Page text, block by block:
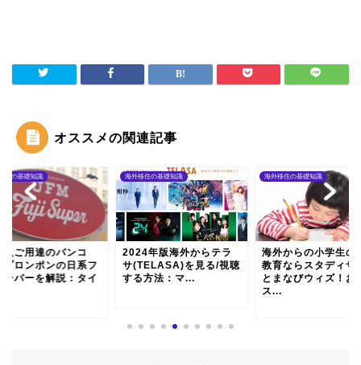
オススメの関連記事
行の基礎知識
人ご用達のバンコ
プロンポンの日系フ
ーパーを解説：タイ
海外移住の基礎知識
2024年版海外からテラ
サ(TELASA)を見る/視聴
する方法：マ...
海外移住の基礎知識
海外からの小学生の
教育ならスタディサ
とまなびウィズ！お
ス...